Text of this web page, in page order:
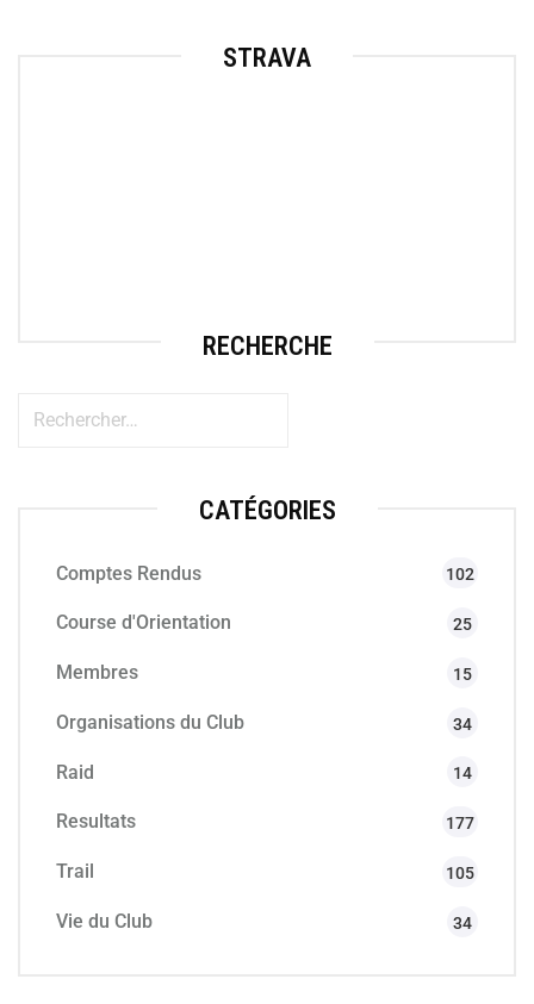
STRAVA
RECHERCHE
CATÉGORIES
Comptes Rendus 102
Course d'Orientation 25
Membres 15
Organisations du Club 34
Raid 14
Resultats 177
Trail 105
Vie du Club 34